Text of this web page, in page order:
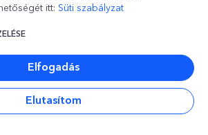
finom
A legeredetibb dizájnok mind
itt: Süti szabályzat
Elfogadás
Elutasítom